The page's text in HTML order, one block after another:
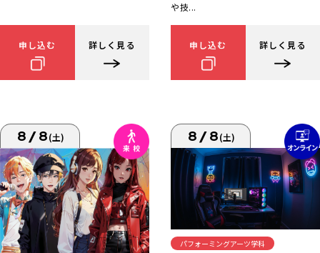
申し込む 詳しく見る
や技...
申し込む 詳しく見る
8/8(土) 8/8(土)
パフォーミングアーツ学科